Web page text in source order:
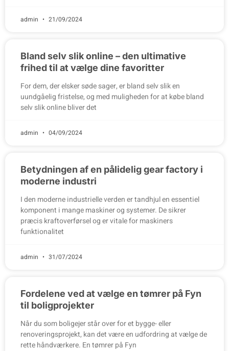
admin 21/09/2024
Bland selv slik online – den ultimative
frihed til at vælge dine favoritter
For dem, der elsker søde sager, er bland selv slik en
uundgåelig fristelse, og med muligheden for at købe bland
selv slik online bliver det
admin 04/09/2024
Betydningen af en pålidelig gear factory i
moderne industri
I den moderne industrielle verden er tandhjul en essentiel
komponent i mange maskiner og systemer. De sikrer
præcis kraftoverførsel og er vitale for maskiners
funktionalitet
admin 31/07/2024
Fordelene ved at vælge en tømrer på Fyn
til boligprojekter
Når du som boligejer står over for et bygge- eller
renoveringsprojekt, kan det være en udfordring at vælge de
rette håndværkere. En tømrer på Fyn